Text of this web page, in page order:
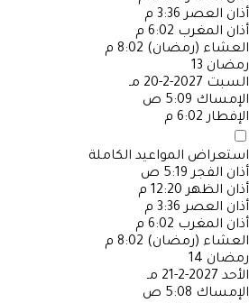
أذان العصر 3:36 م
أذان المغرب 6:02 م
العشاء (رمضان) 8:02 م
رمضان 13
السبت 2027-2-20 مـ
الإمساك 5:09 ص
الإفطار 6:02 م
استعراض المواعيد الكاملة
أذان الفجر 5:19 ص
أذان الظهر 12:20 م
أذان العصر 3:36 م
أذان المغرب 6:02 م
العشاء (رمضان) 8:02 م
رمضان 14
الأحد 2027-2-21 مـ
الإمساك 5:08 ص